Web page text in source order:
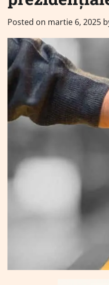
Posted on martie 6, 2025